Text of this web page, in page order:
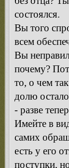
состоялся.
Вы того
всем
Вы
почему?
то, о чем
долю
- разве
Имейте в
самих
есть у его
поступки,